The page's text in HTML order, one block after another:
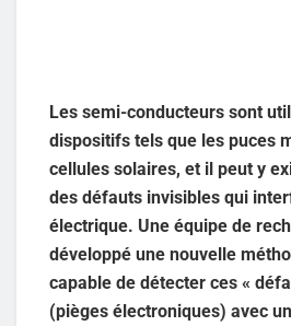
Les semi-conducteurs sont
dispositifs tels que les puces
cellules solaires, et il peut y
des défauts invisibles qui
électrique. Une équipe de
développé une nouvelle
capable de détecter ces «
(pièges électroniques) avec